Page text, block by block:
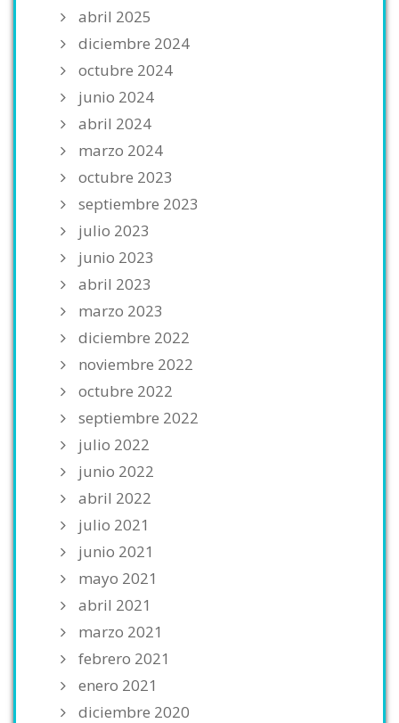
abril 2025
diciembre 2024
octubre 2024
junio 2024
abril 2024
marzo 2024
octubre 2023
septiembre 2023
julio 2023
junio 2023
abril 2023
marzo 2023
diciembre 2022
noviembre 2022
octubre 2022
septiembre 2022
julio 2022
junio 2022
abril 2022
julio 2021
junio 2021
mayo 2021
abril 2021
marzo 2021
febrero 2021
enero 2021
diciembre 2020